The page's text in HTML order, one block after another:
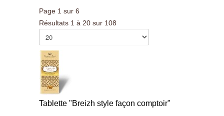
Page 1 sur 6
Résultats 1 à 20 sur 108
Tablette "Breizh style façon comptoir"